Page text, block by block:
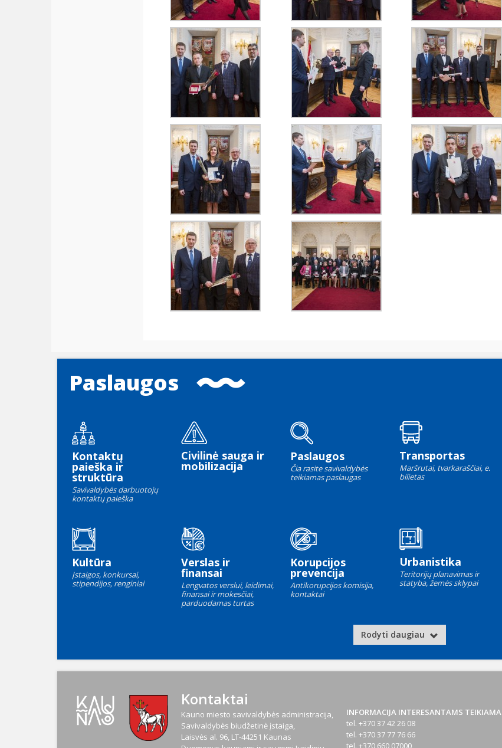
Paslaugos
Kontaktų
paieška ir
struktūra
Savivaldybės darbuotojų
kontaktų paieška
Civilinė sauga ir
mobilizacija
Paslaugos
Čia rasite savivaldybės
teikiamas paslaugas
Transportas
Maršrutai, tvarkaraščiai, e.
bilietas
Kultūra
Įstaigos, konkursai,
stipendijos, renginiai
Verslas ir
finansai
Lengvatos verslui, leidimai,
finansai ir mokesčiai,
parduodamas turtas
Korupcijos
prevencija
Antikorupcijos komisija,
kontaktai
Urbanistika
Teritorijų planavimas ir
statyba, žemės sklypai
Rodyti daugiau
Kontaktai
Kauno miesto savivaldybės administracija,
Savivaldybės biudžetinė įstaiga,
Laisvės al. 96, LT-44251 Kaunas
INFORMACIJA INTERESANTAMS TEIKIAMA
tel. +370 37 42 26 08
tel. +370 37 77 76 66
tel. +370 660 07000